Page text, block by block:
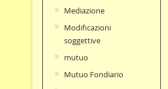
Mediazione
Modificazioni
soggettive
mutuo
Mutuo Fondiario